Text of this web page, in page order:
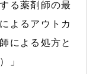
る薬剤師の最
よるアウトカ
による処方と
」